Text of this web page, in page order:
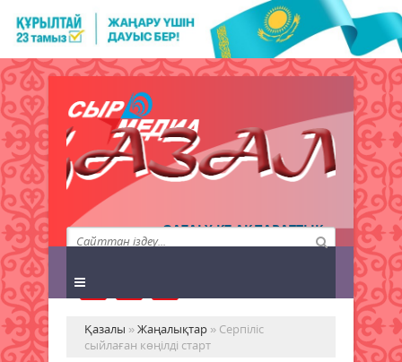
QAZALY.KZ АҚПАРАТТЫҚ
АГЕНТТІГІ
Қазалы »Жаңалықтар » Серпіліс
сыйлаған көңілді старт